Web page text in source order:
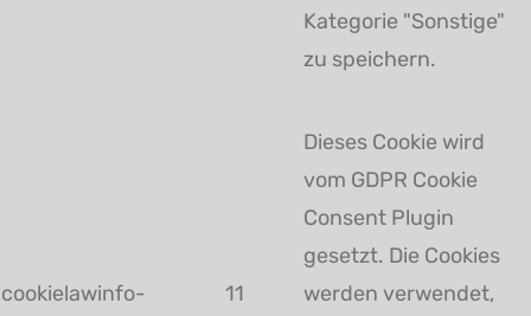
Kategorie "Sonstige"
zu speichern.
cookielawinfo-
11
Dieses Cookie wird
vom GDPR Cookie
Consent Plugin
gesetzt. Die Cookies
werden verwendet,